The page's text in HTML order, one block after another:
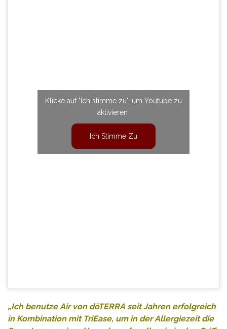
Klicke auf "Ich stimme zu", um Youtube zu
aktivieren
Ich Stimme Zu
„Ich benutze Air von dōTERRA seit Jahren erfolgreich
in Kombinationmit TriEase, um in der Allergiezeit die